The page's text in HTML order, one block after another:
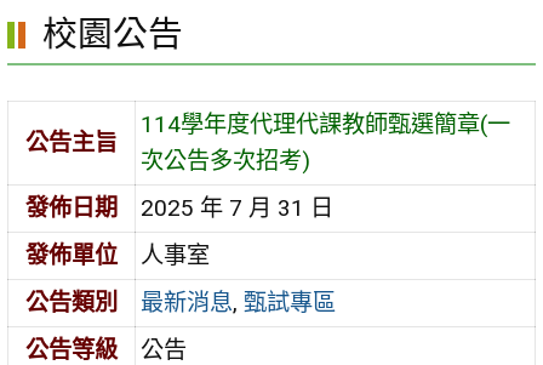
區
校園公告
公告主旨
114學年度代理代課教師甄選簡章(一
次公告多次招考)
發佈日期
2025 年 7 月 31 日
發佈單位
人事室
公告類別
最新消息, 甄試專區
公告等級
公告